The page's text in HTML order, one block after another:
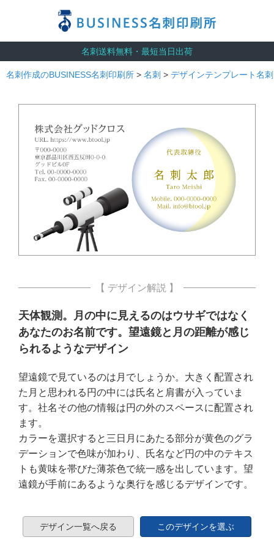
名刺送料無料・最短当日出荷
名刺作成のBUSINESS名刺印刷所 > 名刺 > デザインテンプレート名刺
【 デザイン解説 】
天体観測。月の中に見えるのはウサギではなく
あなたのお名前です。望遠鏡と月の距離が感じ
られるようなデザイン
望遠鏡で見ているのは月でしょうか。大きく配置され
た月と思われる円の中には氏名と肩書が入っていま
す。社名その他の情報は円の外のスペースに配置され
ます。
カラーを選択すると三日月にあたる部分が黄色のグラ
デーションで色味が加わり、氏名など円の中のテキス
トも黄味を帯びた薄茶色で統一感を出しています。望
遠鏡が手前にあるような奥行を感じるデザインです。
デザイン一覧へ戻る このデザインを選ぶ